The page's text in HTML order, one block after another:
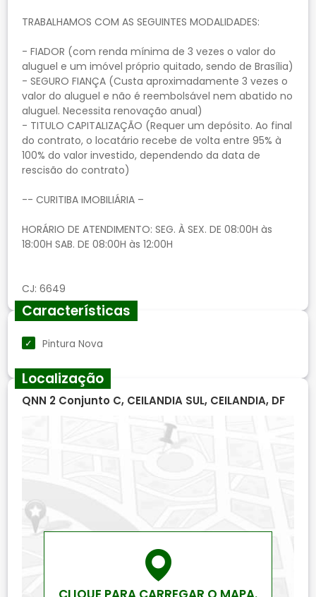
TRABALHAMOS COM AS SEGUINTES MODALIDADES:
- FIADOR (com renda mínima de 3 vezes o valor do
aluguel e um imóvel próprio quitado, sendo de Brasília)
- SEGURO FIANÇA (Custa aproximadamente 3 vezes o
valor do aluguel e não é reembolsável nem abatido no
aluguel. Necessita renovação anual)
- TITULO CAPITALIZAÇÃO (Requer um depósito. Ao final
do contrato, o locatário recebe de volta entre 95% à
100% do valor investido, dependendo da data de
rescisão do contrato)
-- CURITIBA IMOBILIÁRIA –
HORÁRIO DE ATENDIMENTO: SEG. À SEX. DE 08:00H às
18:00H SAB. DE 08:00H às 12:00H
Características
Pintura Nova
Localização
QNN 2 Conjunto C, CEILANDIA SUL, CEILANDIA, DF